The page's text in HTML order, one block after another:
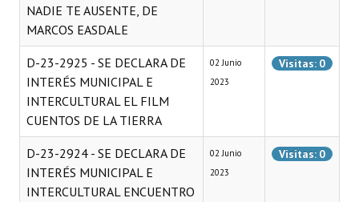
NADIE TE AUSENTE, DE
MARCOS EASDALE
D-23-2925 - SE DECLARA DE
INTERÉS MUNICIPAL E
INTERCULTURAL EL FILM
CUENTOS DE LA TIERRA
02 Junio
2023
Visitas: 0
D-23-2924 - SE DECLARA DE
INTERÉS MUNICIPAL E
INTERCULTURAL ENCUENTRO
02 Junio
2023
Visitas: 0